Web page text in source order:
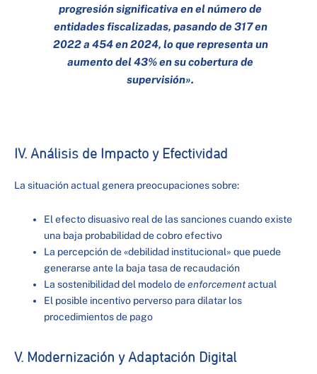
progresión significativa en el número de
entidades fiscalizadas, pasando de 317 en
2022 a 454 en 2024, lo que representa un
aumento del 43% en su cobertura de
supervisión».
IV. Análisis de Impacto y Efectividad
La situación actual genera preocupaciones sobre:
El efecto disuasivo real de las sanciones cuando existe
una baja probabilidad de cobro efectivo
La percepción de «debilidad institucional» que puede
generarse ante la baja tasa de recaudación
La sostenibilidad del modelo deenforcementactual
El posible incentivo perverso para dilatar los
procedimientos de pago
V. Modernización y Adaptación Digital